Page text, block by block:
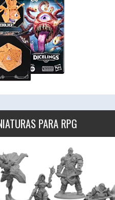
PARA RPG